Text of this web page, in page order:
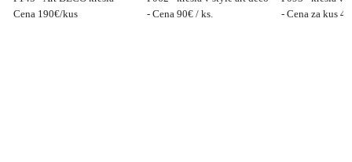
Cena 190€/kus
- Cena 90€ / ks.
- Cena za kus